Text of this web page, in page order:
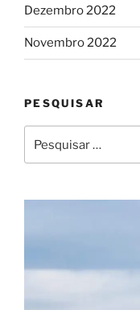
Dezembro 2022
Novembro 2022
PESQUISAR
por: